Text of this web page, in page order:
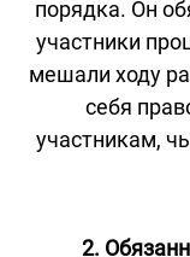
порядка. Он
участники
мешали ходу
себя
участникам,
2.